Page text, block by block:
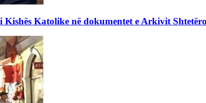
Katolike në dokumentet e Arkivit